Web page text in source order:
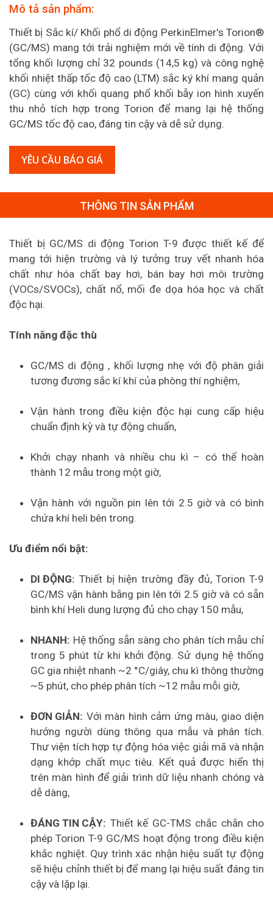
Mô tả sản phẩm:
Thiết bị Sắc kí/ Khối phổ di động PerkinElmer's Torion®
(GC/MS) mang tới trải nghiệm mới về tính di động. Với
tổng khối lượng chỉ 32 pounds (14,5 kg) và công nghệ
khối nhiệt thấp tốc độ cao (LTM) sắc ký khí mang quản
(GC) cùng với khối quang phổ khối bẫy ion hình xuyến
thu nhỏ tích hợp trong Torion để mang lại hệ thống
GC/MS tốc độ cao, đáng tin cậy và dễ sử dụng.
YÊU CẦU BÁO GIÁ
THÔNG TIN SẢN PHẨM
Thiết bị GC/MS di động Torion T-9 được thiết kế để
mang tới hiện trường và lý tưởng truy vết nhanh hóa
chất như hóa chất bay hơi, bán bay hơi môi trường
(VOCs/SVOCs), chất nổ, mối đe dọa hóa học và chất
độc hại.
Tính năng đặc thù
GC/MS di động , khối lượng nhẹ với độ phân giải
tương đương sắc kí khí của phòng thí nghiệm,
Vận hành trong điều kiện độc hại cung cấp hiệu
chuẩn định kỳ và tự động chuẩn,
Khởi chạy nhanh và nhiều chu kì – có thể hoàn
thành 12 mẫu trong một giờ,
Vận hành với nguồn pin lên tới 2.5 giờ và có bình
chứa khí heli bên trong.
Ưu điểm nổi bật:
DI ĐỘNG: Thiết bị hiện trường đầy đủ, Torion T-9
GC/MS vận hành bằng pin lên tới 2.5 giờ và có sẵn
bình khí Heli dung lượng đủ cho chạy 150 mẫu,
NHANH: Hệ thống sẵn sàng cho phân tích mẫu chỉ
trong 5 phút từ khi khởi động. Sử dụng hệ thống
GC gia nhiệt nhanh ~2 °C/giây, chu kì thông thường
~5 phút, cho phép phân tích ~12 mẫu mỗi giờ,
ĐƠN GIẢN: Với màn hình cảm ứng màu, giao diện
hướng người dùng thông qua mẫu và phân tích.
Thư viện tích hợp tự động hóa việc giải mã và nhận
dạng khớp chất mục tiêu. Kết quả được hiển thị
trên màn hình để giải trình dữ liệu nhanh chóng và
dễ dàng,
ĐÁNG TIN CẬY: Thiết kế GC-TMS chắc chắn cho
phép Torion T-9 GC/MS hoạt động trong điều kiện
khắc nghiệt. Quy trình xác nhận hiệu suất tự động
sẽ hiệu chỉnh thiết bị để mang lại hiệu suất đáng tin
cậy và lặp lại.